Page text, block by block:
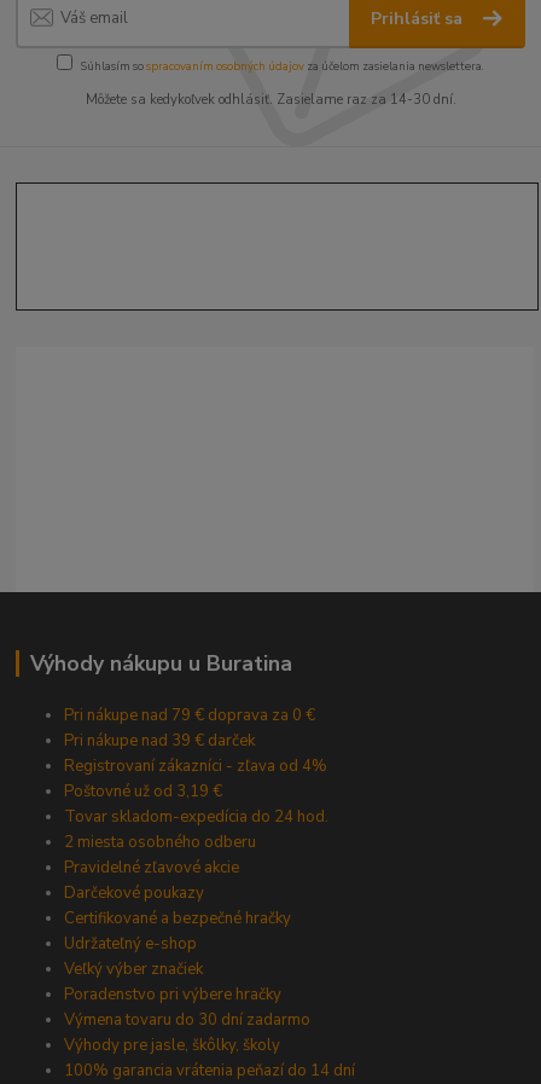
Prihlásiť sa
Súhlasím sospracovaním osobných údajov za účelom zasielania newslettera.
Môžete sa kedykoľvek odhlásiť. Zasielame raz za 14-30 dní.
Výhody nákupu u Buratina
Pri nákupe nad 79 € doprava za 0 €
Pri nákupe nad 39 € darček
Registrovaní zákazníci - zľava od 4%
Poštovné už od 3,19 €
Tovar skladom-expedícia do 24 hod.
2 miesta osobného odberu
Pravidelné zľavové akcie
Darčekové poukazy
Certifikované a bezpečné hračky
Udržateľný e-shop
Veľký výber značiek
Poradenstvo pri výbere hračky
Výmena tovaru do 30 dní zadarmo
Výhody pre jasle, škôlky, školy
100% garancia vrátenia peňazí do 14 dní